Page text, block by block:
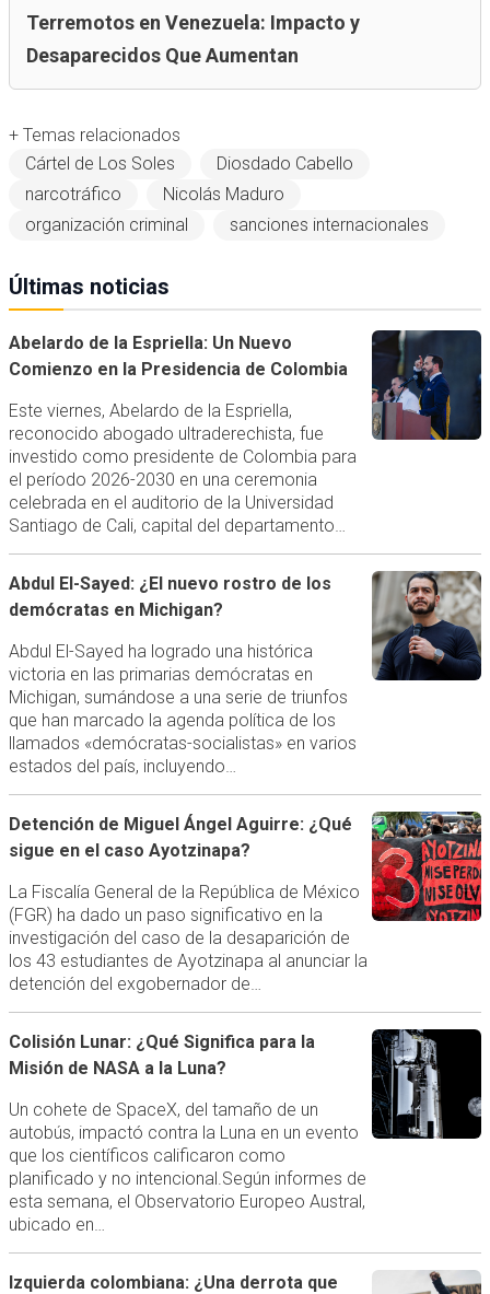
Terremotos en Venezuela: Impacto y
Desaparecidos Que Aumentan
+ Temas relacionados
Cártel de Los Soles
Diosdado Cabello
narcotráfico
Nicolás Maduro
organización criminal
sanciones internacionales
Últimas noticias
Abelardo de la Espriella: Un Nuevo
Comienzo en la Presidencia de Colombia
Este viernes, Abelardo de la Espriella,
reconocido abogado ultraderechista, fue
investido como presidente de Colombia para
el período 2026-2030 en una ceremonia
celebrada en el auditorio de la Universidad
Santiago de Cali, capital del departamento…
Abdul El-Sayed: ¿El nuevo rostro de los
demócratas en Michigan?
Abdul El-Sayed ha logrado una histórica
victoria en las primarias demócratas en
Michigan, sumándose a una serie de triunfos
que han marcado la agenda política de los
llamados «demócratas-socialistas» en varios
estados del país, incluyendo…
Detención de Miguel Ángel Aguirre: ¿Qué
sigue en el caso Ayotzinapa?
La Fiscalía General de la República de México
(FGR) ha dado un paso significativo en la
investigación del caso de la desaparición de
los 43 estudiantes de Ayotzinapa al anunciar la
detención del exgobernador de…
Colisión Lunar: ¿Qué Significa para la
Misión de NASA a la Luna?
Un cohete de SpaceX, del tamaño de un
autobús, impactó contra la Luna en un evento
que los científicos calificaron como
planificado y no intencional.Según informes de
esta semana, el Observatorio Europeo Austral,
ubicado en…
Izquierda colombiana: ¿Una derrota que